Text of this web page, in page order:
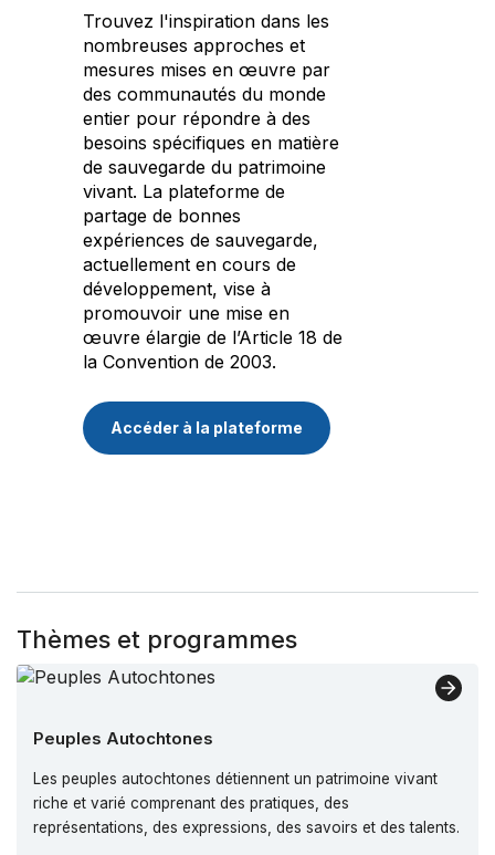
Trouvez l'inspiration dans les
nombreuses approches et
mesures mises en œuvre par
des communautés du monde
entier pour répondre à des
besoins spécifiques en matière
de sauvegarde du patrimoine
vivant. La plateforme de
partage de bonnes
expériences de sauvegarde,
actuellement en cours de
développement, vise à
promouvoir une mise en
œuvre élargie de l’Article 18 de
la Convention de 2003.
Accéder à la plateforme
Thèmes et programmes
Peuples Autochtones
Les peuples autochtones détiennent un patrimoine vivant
riche et varié comprenant des pratiques, des
représentations, des expressions, des savoirs et des talents.